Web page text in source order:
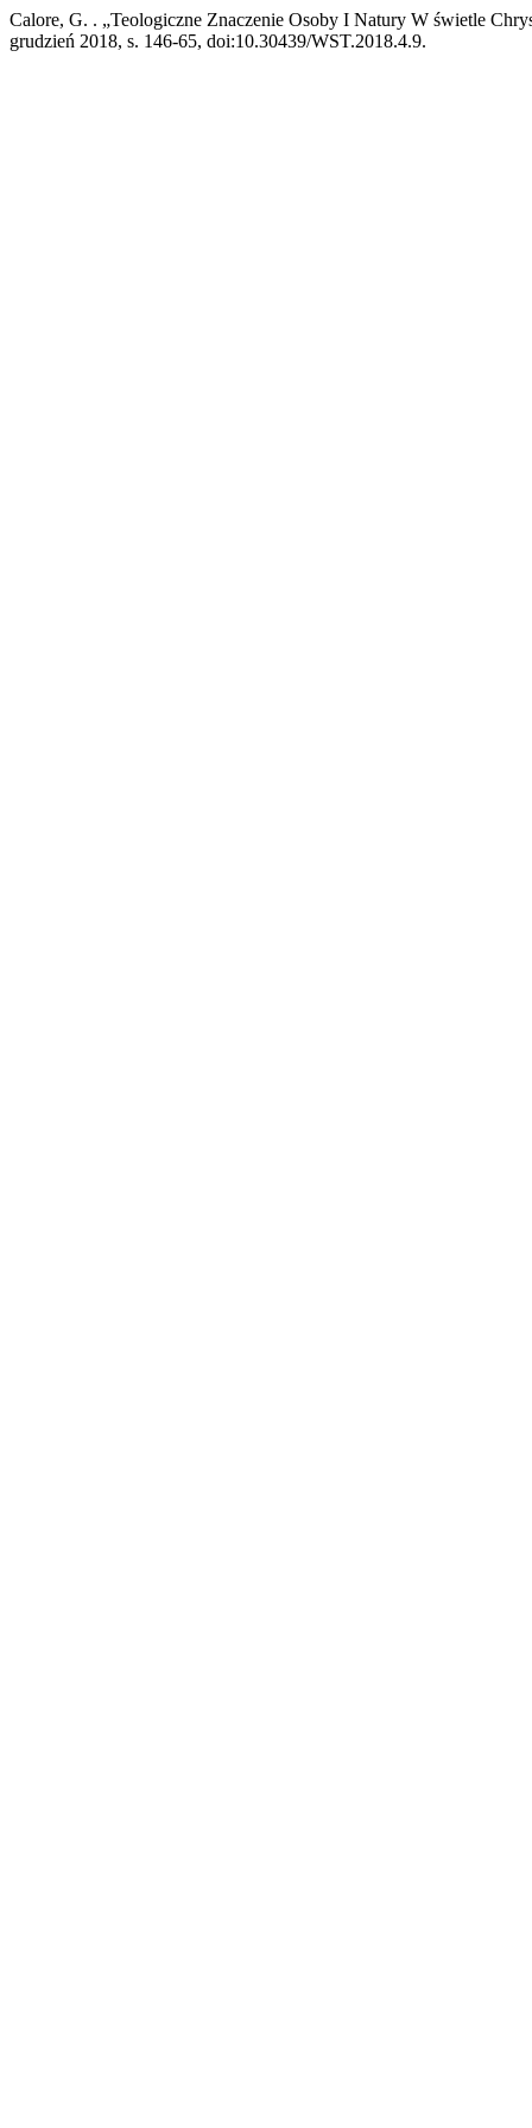
Calore, G. . „Teologiczne Znaczenie Osoby I Natury W świetle
grudzień 2018, s. 146-65, doi:10.30439/WST.2018.4.9.